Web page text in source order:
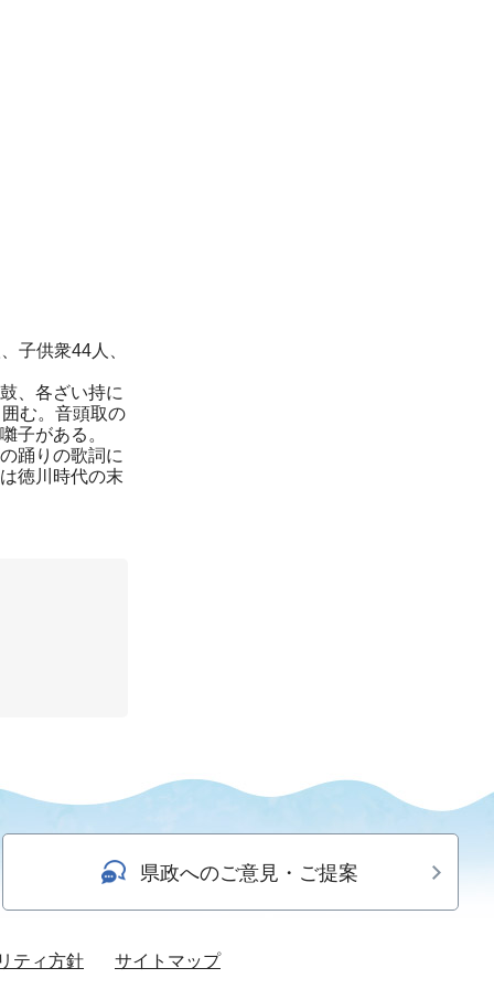
子供衆44人、
、各ざい持に
む。音頭取の
子がある。
踊りの歌詞に
徳川時代の末
県政へのご意見・ご提案
ティ方針 サイトマップ